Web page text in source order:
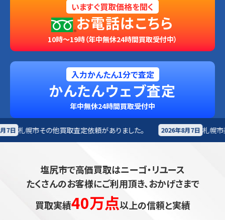
いますぐ買取価格を聞く
お電話はこちら
10時～19時（年中無休24時間買取受付中）
入力かんたん1分で査定
かんたんウェブ査定
年中無休24時間買取受付中
定依頼がありました。 2026年8月7日 札幌市 楽器買取査定依頼があり
塩尻市で高価買取はニーゴ・リユース
たくさんのお客様にご利用頂き、おかげさまで
買取実績40万点以上の信頼と実績